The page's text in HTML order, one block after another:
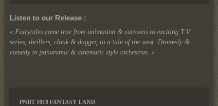
Listen to our Release :
« Fairytales come true from animation & cartoons to exciting T.V.
series, thrillers, cloak & dagger, to a tale of the west. Dramedy &
comedy in panoramic & cinematic style orchestras. »
PNBT 1018 FANTASY LAND